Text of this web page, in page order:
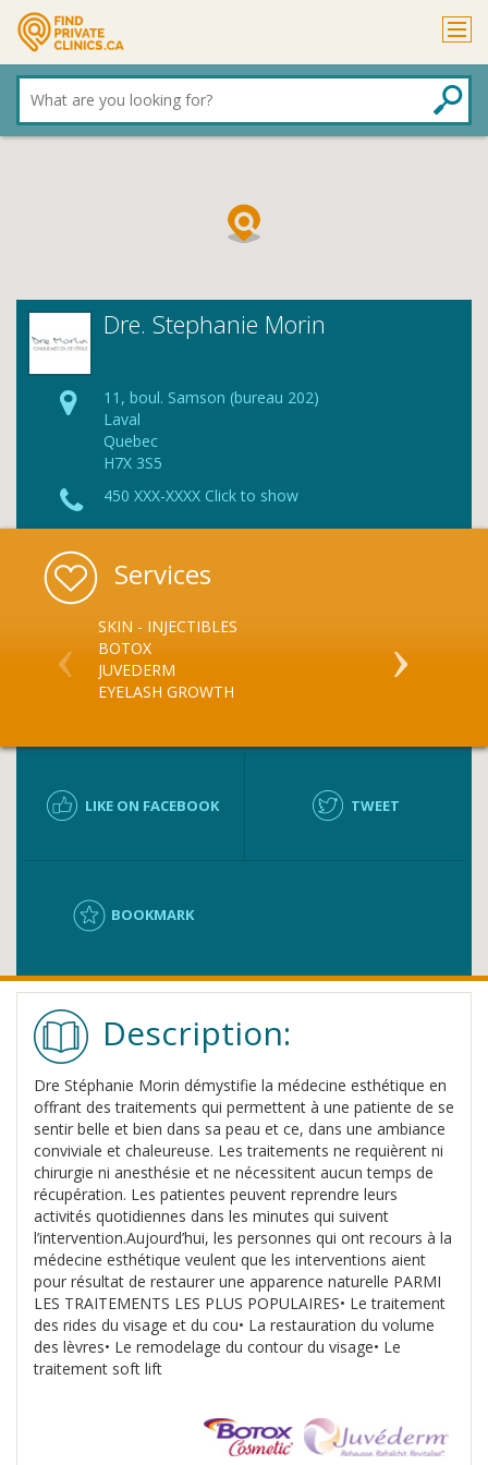
are
you
Dre. Stephanie Morin
11, boul. Samson (bureau 202)
Laval
Quebec
H7X 3S5
450 XXX-XXXX Click to show
Services
SKIN - INJECTIBLES
BOTOX
JUVEDERM
EYELASH GROWTH
EXCESSIVE
LIKE ON FACEBOOK TWEET
BOOKMARK
Description:
Dre Stéphanie Morin démystifie la médecine esthétique en
offrant des traitements qui permettent à une patiente de se
sentir belle et bien dans sa peau et ce, dans une ambiance
conviviale et chaleureuse. Les traitements ne requièrent ni
chirurgie ni anesthésie et ne nécessitent aucun temps de
récupération. Les patientes peuvent reprendre leurs
activités quotidiennes dans les minutes qui suivent
l’intervention.Aujourd’hui, les personnes qui ont recours à la
médecine esthétique veulent que les interventions aient
pour résultat de restaurer une apparence naturelle PARMI
LES TRAITEMENTS LES PLUS POPULAIRES• Le traitement
des rides du visage et du cou• La restauration du volume
des lèvres• Le remodelage du contour du visage• Le
traitement soft lift